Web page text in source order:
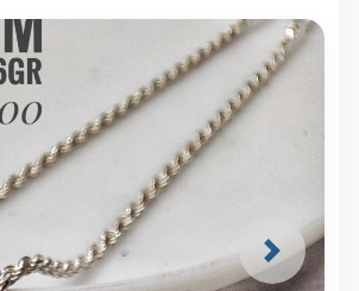
Next